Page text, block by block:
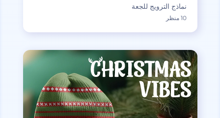
نماذج الترويج للجعة
10 منظر